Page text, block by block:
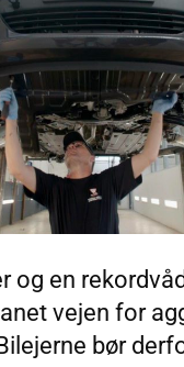
og en
vejen for
bør